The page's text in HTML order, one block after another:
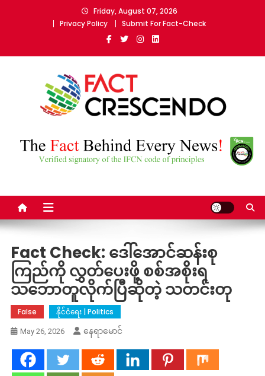
Friday, August 07, 2026
Privacy Policy
Submit For Fact-Check
Fact Crescendo Myanmar
Fact Check: ဒေါ်အောင်ဆန်းစု
ကြည်ကို လွှတ်ပေးဖို့ စစ်အစိုးရ
သဘောတူလိုက်ပြီဆိုတဲ့ သတင်းတု
False နိုင်ငံရေး | Politics
May 26, 2026 နေရာမောင်